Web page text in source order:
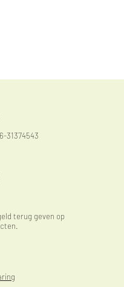
31374543
terug geven op